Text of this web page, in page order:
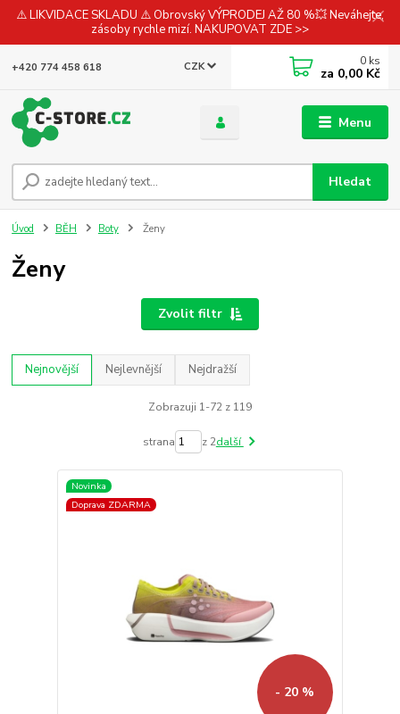
⚠️ LIKVIDACE SKLADU ⚠️ Obrovský VÝPRODEJ AŽ 80 %💥 Neváhejte,
zásoby rychle mizí. NAKUPOVAT ZDE >>
Menu
CZK
Hledat
+420 774 458 618 0 ks
za 0,00 Kč
Úvod BĚH Boty Ženy
Ženy
Zvolit filtr
Nejnovější Nejlevnější Nejdražší
Zobrazuji 1-72 z 119
strana z 2další
Novinka
Doprava ZDARMA
- 20 %